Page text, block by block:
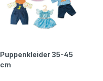
Puppenkleider 35-45
cm